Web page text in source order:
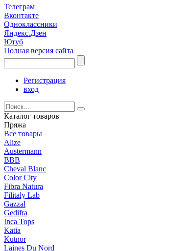
Телеграм
Вконтакте
Одноклассники
Яндекс.Дзен
Ютуб
Полная версия сайта
Регистрация
вход
Каталог товаров
Пряжа
Все товары
Alize
Austermann
BBB
Cheval Blanc
Color City
Fibra Natura
Filitaly Lab
Gazzal
Gedifra
Inca Tops
Katia
Kutnor
Laines Du Nord